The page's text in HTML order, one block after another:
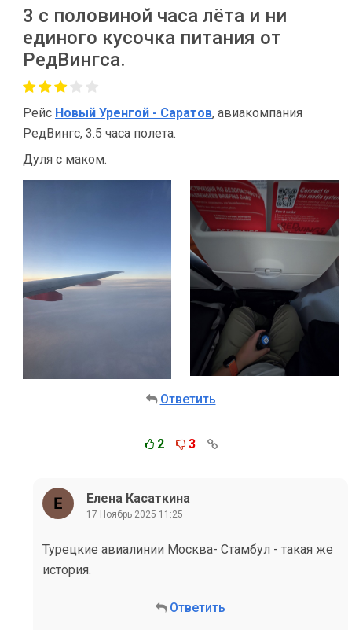
3 с половиной часа лёта и ни
единого кусочка питания от
РедВингса.
Рейс Новый Уренгой - Саратов, авиакомпания
РедВингс, 3.5 часа полета.
Дуля с маком.
Ответить
2 3
Елена Касаткина
17 Ноябрь 2025 11:25
Турецкие авиалинии Москва- Стамбул - такая же
история.
Ответить